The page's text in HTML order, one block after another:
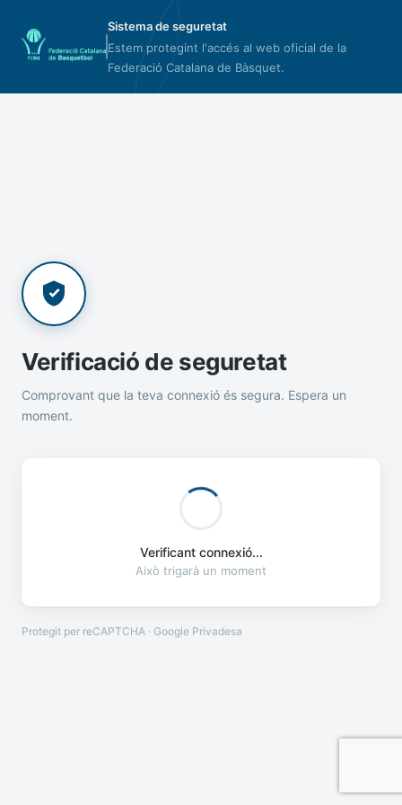
Sistema de seguretat
Estem protegint l'accés al web oficial de la
Federació Catalana de Bàsquet.
Verificació de seguretat
Comprovant que la teva connexió és segura. Espera un
moment.
Verificant connexió...
Això trigarà un moment
Protegit per reCAPTCHA · Google Privadesa